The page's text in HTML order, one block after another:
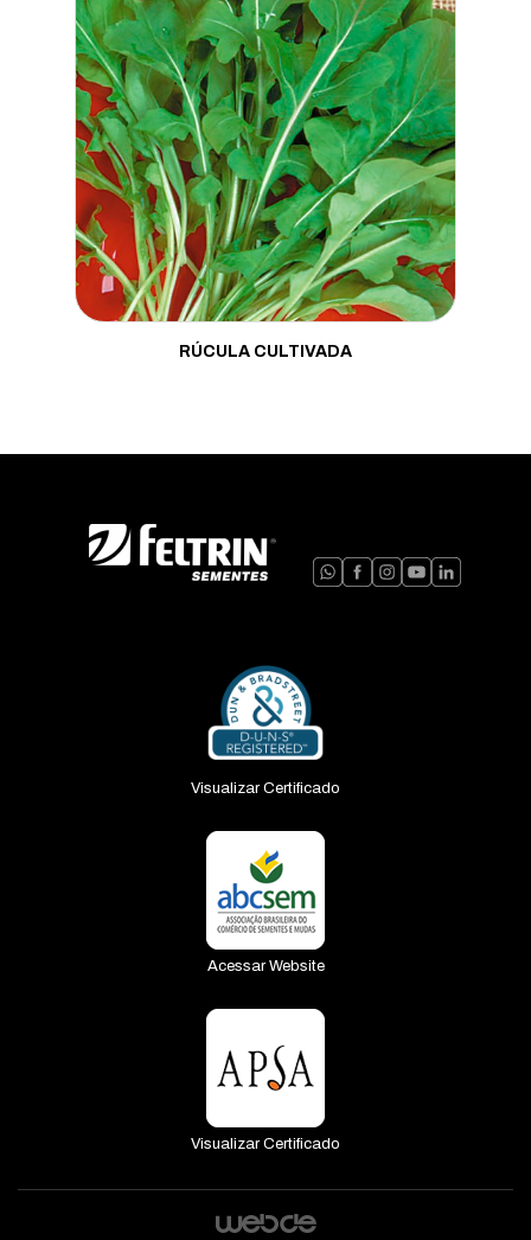
RÚCULA CULTIVADA
Visualizar Certificado
Acessar Website
Visualizar Certificado